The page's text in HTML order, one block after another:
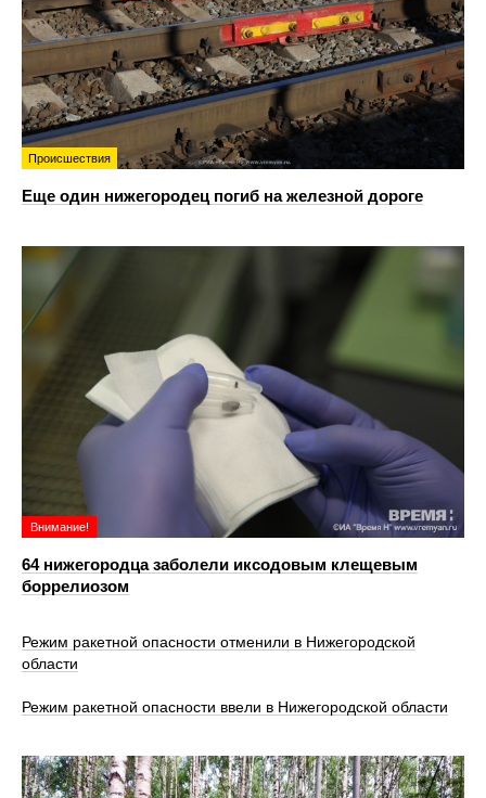
Происшествия
Еще один нижегородец погиб на железной дороге
Внимание!
64 нижегородца заболели иксодовым клещевым
боррелиозом
Режим ракетной опасности отменили в Нижегородской
области
Режим ракетной опасности ввели в Нижегородской области